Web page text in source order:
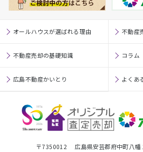
オールハウスが選ばれる理由 不動産
不動産売却の基礎知識 コラム
広島不動産かいとり よくあ
〒7350012 広島県安芸郡府中町八幡